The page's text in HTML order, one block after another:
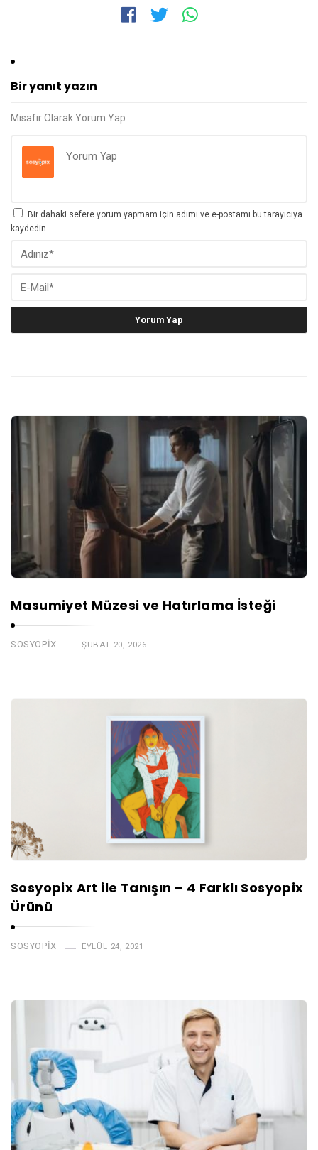
Bir yanıt yazın
Misafir Olarak Yorum Yap
Bir dahaki sefere yorum yapmam için adımı ve e-postamı bu tarayıcıya
kaydedin.
Masumiyet Müzesi ve Hatırlama İsteği
SOSYOPIX ŞUBAT 20, 2026
Sosyopix Art ile Tanışın – 4 Farklı Sosyopix
Ürünü
SOSYOPIX EYLÜL 24, 2021